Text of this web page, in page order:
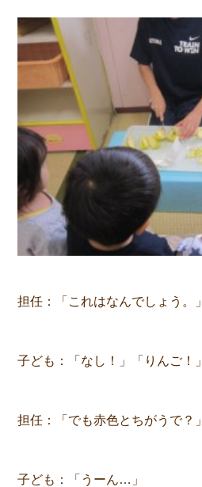
担任：「これはなんでしょう。」
子ども：「なし！」「りんご！」
担任：「でも赤色とちがうで？」
子ども：「うーん…」